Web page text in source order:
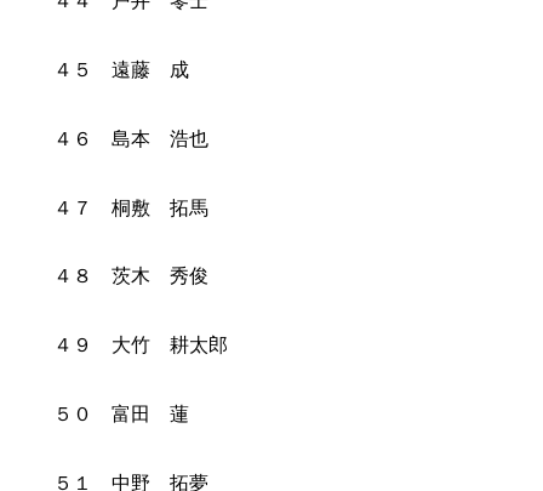
４５ 遠藤 成
４６ 島本 浩也
４７ 桐敷 拓馬
４８ 茨木 秀俊
４９ 大竹 耕太郎
５０ 富田 蓮
５１ 中野 拓夢